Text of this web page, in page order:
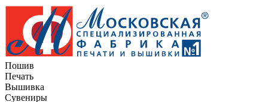
Пошив
Печать
Вышивка
Сувениры